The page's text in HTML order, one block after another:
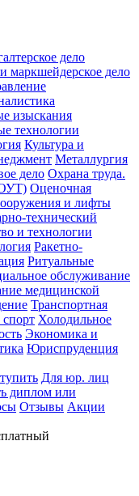
дело
маркшейдерское дело
изыскания
технологии
Культура и
Металлургия
дело Охрана труда.
Оценочная
и лифты
технический
и технологии
Ракетно-
Ритуальные
обслуживание
медицинской
Транспортная
Холодильное
Экономика и
Юриспруденция
Для юр. лиц
диплом или
Отзывы Акции